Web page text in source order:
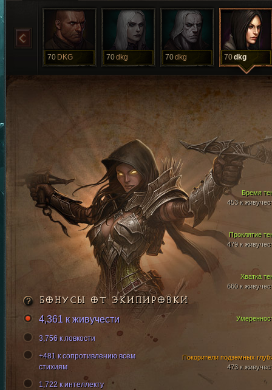
70 DKG 70dkg 70dkg 70dkg
Проклятие
479 к
Хватка
660 к
Бремя
453 к
Покорители подземных
473 к
БОНУСЫ ОТ ЭКИПИРОВКИ
4,361 к живучести
3,756 к ловкости
+481 к сопротивлению всем
стихиям
1,722 к интеллекту